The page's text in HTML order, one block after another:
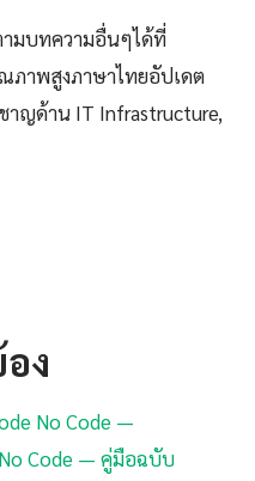
ามบทความอื่นๆได้ที่
ภาพสูงภาษาไทยอัปเดต
าญด้าน IT Infrastructure,
ง
No Code —
No Code — คู่มือฉบับ